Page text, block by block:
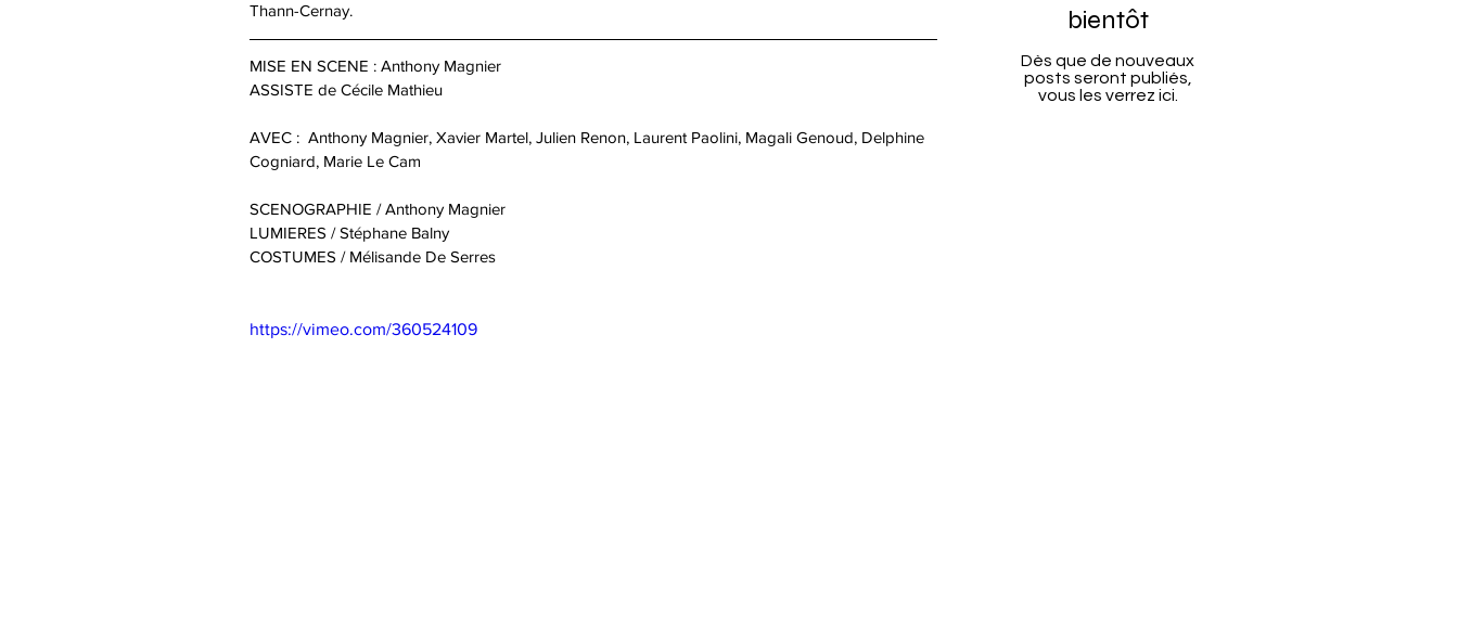
Thann-Cernay.
MISE EN SCENE : Anthony Magnier
ASSISTE de Cécile Mathieu
AVEC :  Anthony Magnier, Xavier Martel, Julien Renon, Laurent Paolini, Magali Genoud, Delphine
Cogniard, Marie Le Cam
SCENOGRAPHIE / Anthony Magnier
LUMIERES / Stéphane Balny
COSTUMES / Mélisande De Serres
https://vimeo.com/360524109
bientôt
Dès que de nouveaux
posts seront publiés,
vous les verrez ici.